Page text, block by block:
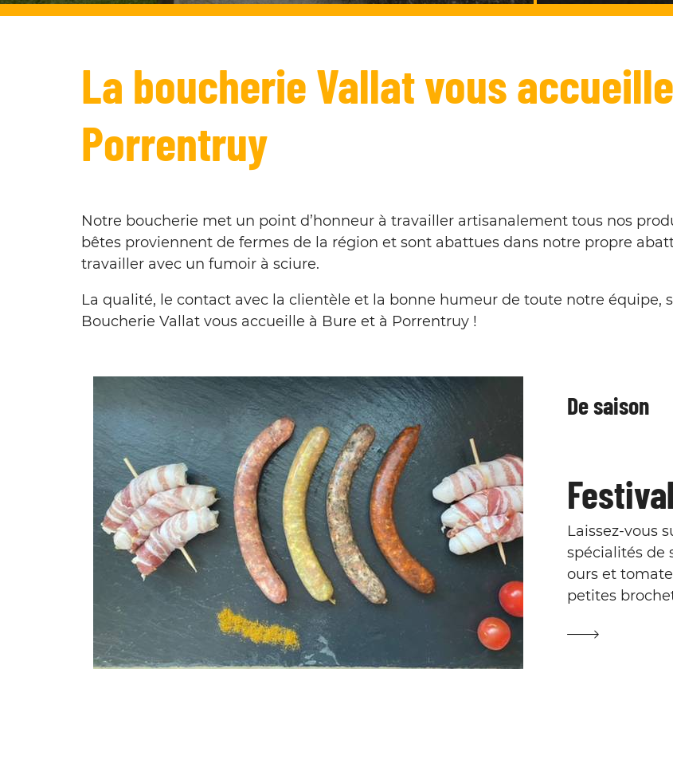
La boucherie Vallat vous
Porrentruy
Notre boucherie met un point d’honneur à travailler artisanalement tous nos
bêtes proviennent de fermes de la région et sont abattues dans notre propre
travailler avec un fumoir à sciure.
La qualité, le contact avec la clientèle et la bonne humeur de toute notre équipe,
Boucherie Vallat vous accueille à Bure et à Porrentruy !
De saison
Laissez-vous
spécialités de
ours et
petites